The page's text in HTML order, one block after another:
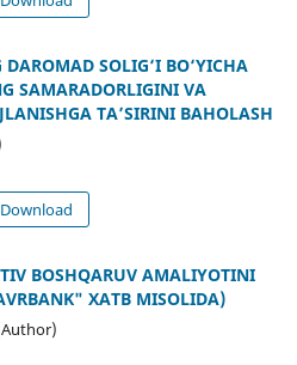
SOLIG‘I BO‘YICHA
SAMARADORLIGINI VA
TA’SIRINI BAHOLASH
BOSHQARUV AMALIYOTINI
XATB MISOLIDA)